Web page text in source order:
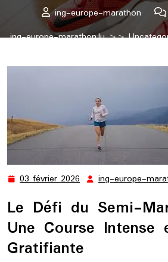
ing-europe-marathon
ing-europe-marathon.lu>>
03 février 2026 03
2026
ing-europe-
Le Défi du Semi-
Une Course Intense
Gratifiante